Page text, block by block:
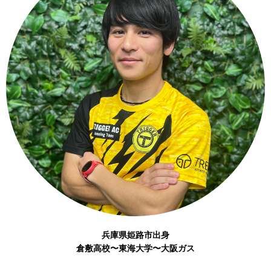
兵庫県姫路市出身
倉敷高校〜東海大学〜大阪ガス